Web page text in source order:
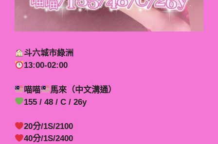
斗六城市綠洲
13:00-02:00
喵喵
馬來（中文溝通）
155 / 48 / C / 26y
20分/1S/2100
40分/1S/2400